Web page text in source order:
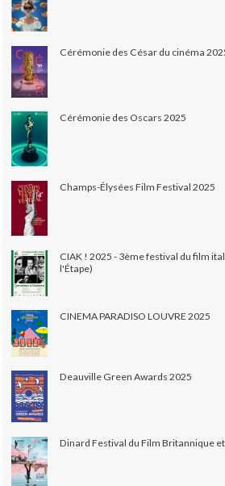
Cérémonie des César du cinéma
Cérémonie des Oscars 2025
Champs-Élysées Film Festival 2025
CIAK ! 2025 - 3ème festival du film
l'Étape)
CINEMA PARADISO LOUVRE 2025
Deauville Green Awards 2025
Dinard Festival du Film Britannique